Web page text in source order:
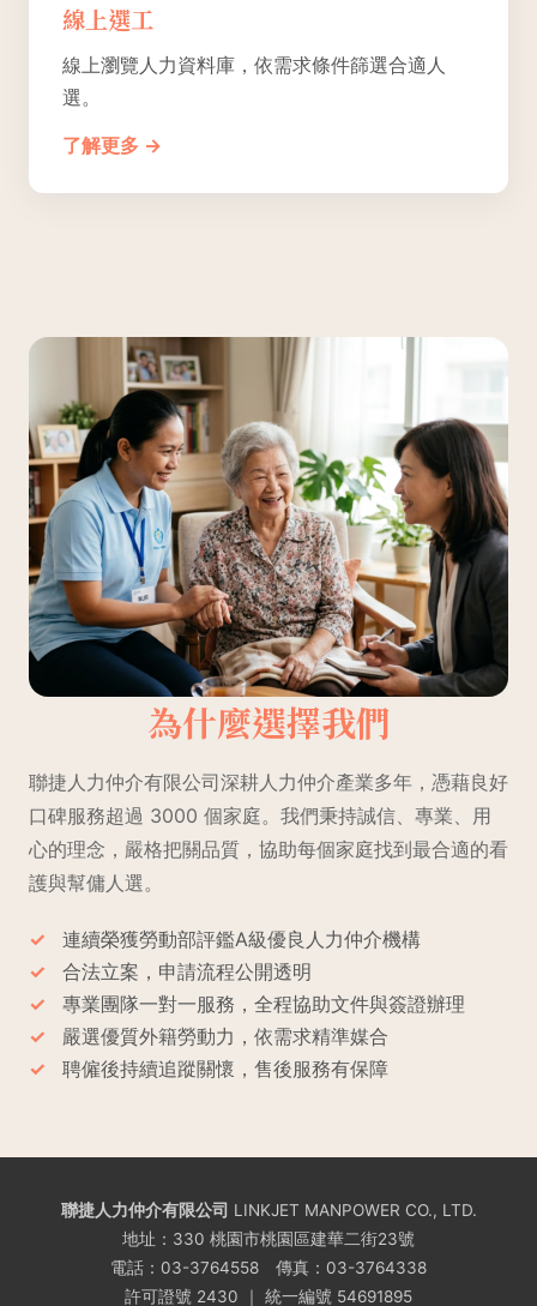
線上選工
線上瀏覽人力資料庫，依需求條件篩選合適人
選。
了解更多 →
為什麼選擇我們
聯捷人力仲介有限公司深耕人力仲介產業多年，憑藉良好
口碑服務超過 3000 個家庭。我們秉持誠信、專業、用
心的理念，嚴格把關品質，協助每個家庭找到最合適的看
護與幫傭人選。
連續榮獲勞動部評鑑A級優良人力仲介機構
合法立案，申請流程公開透明
專業團隊一對一服務，全程協助文件與簽證辦理
嚴選優質外籍勞動力，依需求精準媒合
聘僱後持續追蹤關懷，售後服務有保障
聯捷人力仲介有限公司 LINKJET MANPOWER CO., LTD.
地址：330 桃園市桃園區建華二街23號
電話： 03-3764558 傳真：03-3764338
許可證號 2430 ｜ 統一編號 54691895